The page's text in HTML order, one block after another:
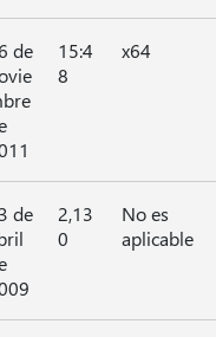
de
15:4
8
x64
de
2,13
0
No es
aplicable